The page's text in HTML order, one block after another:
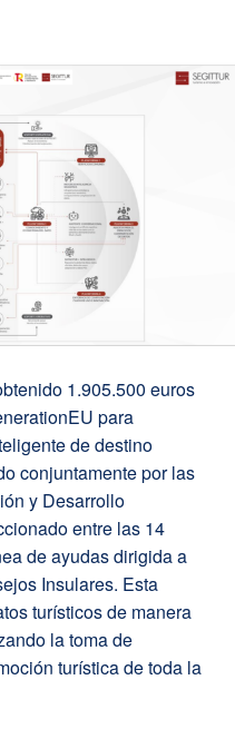
1.905.500 euros
para
de destino
conjuntamente por las
y Desarrollo
entre las 14
de ayudas dirigida a
Insulares. Esta
turísticos de manera
la toma de
turística de toda la